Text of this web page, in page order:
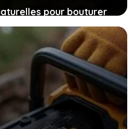
pour bouturer
et cultiver
soi des plants